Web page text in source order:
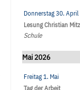
Donnerstag 30. April
Lesung Christian
Schule
Mai 2026
Freitag 1. Mai
Tag der Arbeit